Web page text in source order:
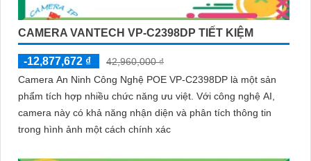
CAMERA VANTECH VP-C2398DP TIẾT KIỆM
-12,877,672 ₫
42,960,000 ₫
Camera An Ninh Công Nghệ POE VP-C2398DP là một sản
phẩm tích hợp nhiều chức năng ưu việt. Với công nghệ AI,
camera này có khả năng nhận diện và phân tích thông tin
trong hình ảnh một cách chính xác